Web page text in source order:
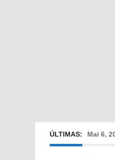
ÚLTIMAS: Mai 6,